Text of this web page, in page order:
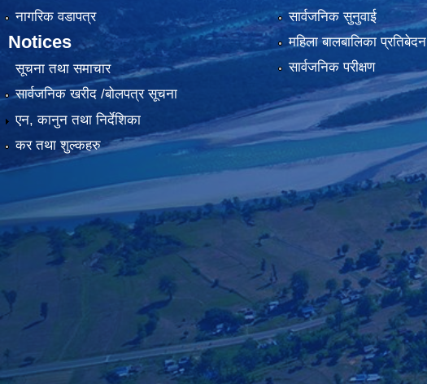
नागरिक वडापत्र
Notices
सूचना तथा समाचार
सार्वजनिक खरीद /बोलपत्र सूचना
एन, कानुन तथा निर्देशिका
कर तथा शुल्कहरु
सार्वजनिक सुनुवाई
महिला बालबालिका प्रतिबेदन
सार्वजनिक परीक्षण